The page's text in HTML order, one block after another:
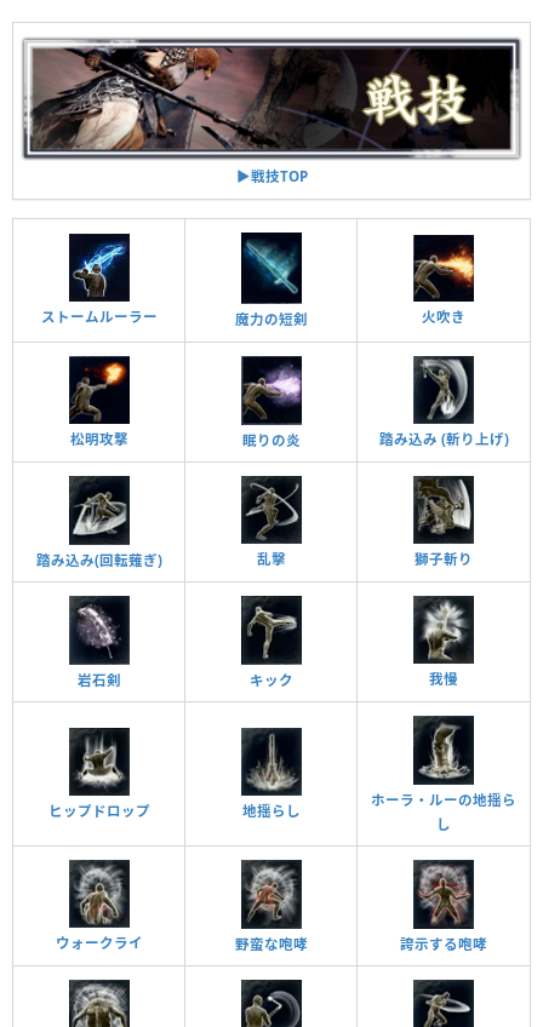
▶︎戦技TOP
ストームルーラー 魔力の短剣 火吹き
松明攻撃 眠りの炎 踏み込み (斬り上げ)
踏み込み(回転薙ぎ) 乱擊 獅子斬り
岩石剣 キック 我慢
ヒップドロップ 地揺らし
ホーラ・ルーの地揺ら
し
ウォークライ 野蛮な咆哮 誇示する咆哮